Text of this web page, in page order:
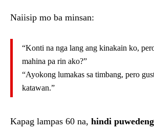
Naiisip mo ba minsan:
“Konti na nga lang ang kinakain ko,
mahina pa rin ako?”
“Ayokong lumakas sa timbang, pero
katawan.”
Kapag lampas 60 na, hindi